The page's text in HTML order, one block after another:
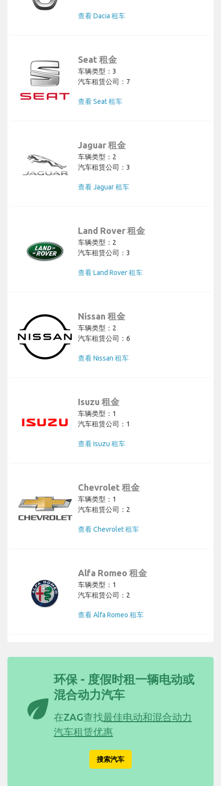
查看 Dacia 租车
Seat 租金
车辆类型：3
汽车租赁公司：7
查看 Seat 租车
Jaguar 租金
车辆类型：2
汽车租赁公司：3
查看 Jaguar 租车
Land Rover 租金
车辆类型：2
汽车租赁公司：3
查看 Land Rover 租车
Nissan 租金
车辆类型：2
汽车租赁公司：6
查看 Nissan 租车
Isuzu 租金
车辆类型：1
汽车租赁公司：1
查看 Isuzu 租车
Chevrolet 租金
车辆类型：1
汽车租赁公司：2
查看 Chevrolet 租车
Alfa Romeo 租金
车辆类型：1
汽车租赁公司：2
查看 Alfa Romeo 租车
eco
环保 - 度假时租一辆电动或
混合动力汽车
在ZAG查找最佳电动和混合动力
汽车租赁优惠
搜索汽车